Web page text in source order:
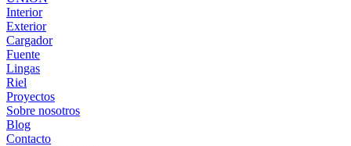
Interior
Exterior
Cargador
Fuente
Lingas
Riel
Proyectos
Sobre nosotros
Blog
Contacto